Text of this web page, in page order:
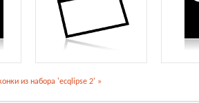
из набора 'ecqlipse 2' »